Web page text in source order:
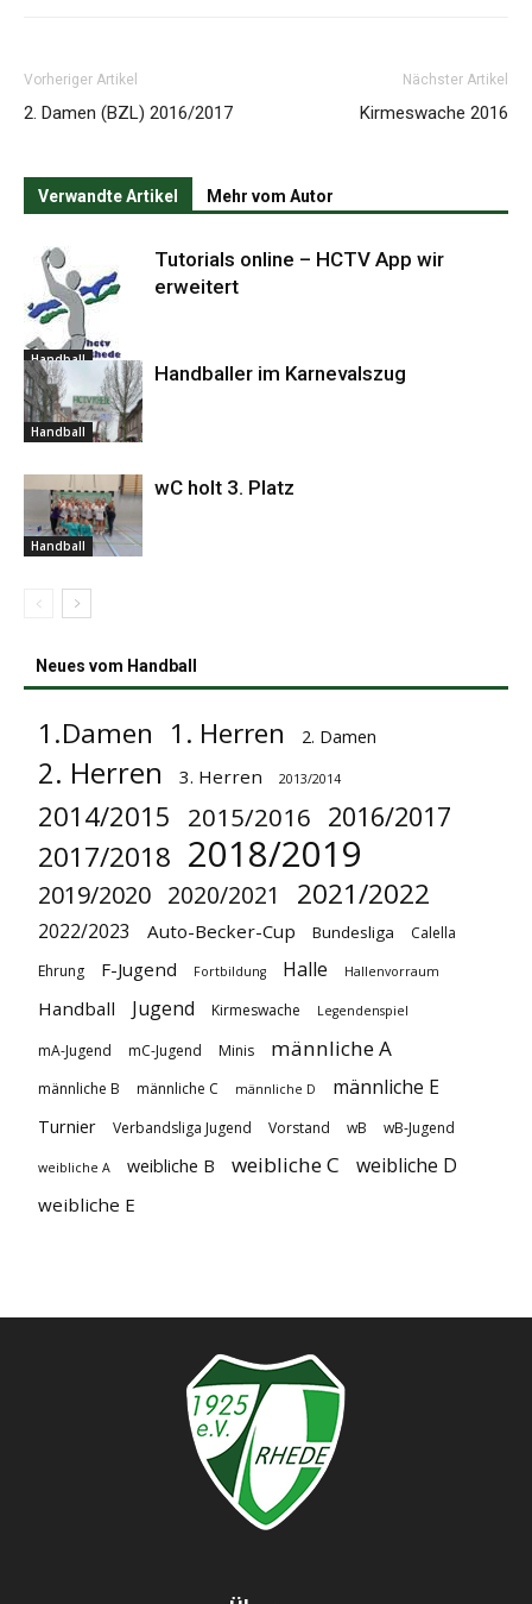
Vorheriger Artikel
2. Damen (BZL) 2016/2017
Nächster Artikel
Kirmeswache 2016
Verwandte Artikel Mehr vom Autor
Handball
Tutorials online – HCTV App wir
erweitert
Handball
Handballer im Karnevalszug
Handball
wC holt 3. Platz
Neues vom Handball
1.Damen 1. Herren 2. Damen
2. Herren 3. Herren 2013/2014
2014/2015 2015/2016 2016/2017
2017/2018 2018/2019
2019/2020 2020/2021 2021/2022
2022/2023 Auto-Becker-Cup Bundesliga
Calella
Ehrung
F-Jugend Fortbildung Halle Hallenvorraum
Handball Jugend Kirmeswache Legendenspiel
mA-Jugend mC-Jugend Minis männliche A
männliche B männliche C männliche D männliche E
Turnier Verbandsliga Jugend Vorstand wB wB-Jugend
weibliche A weibliche B weibliche C weibliche D
weibliche E